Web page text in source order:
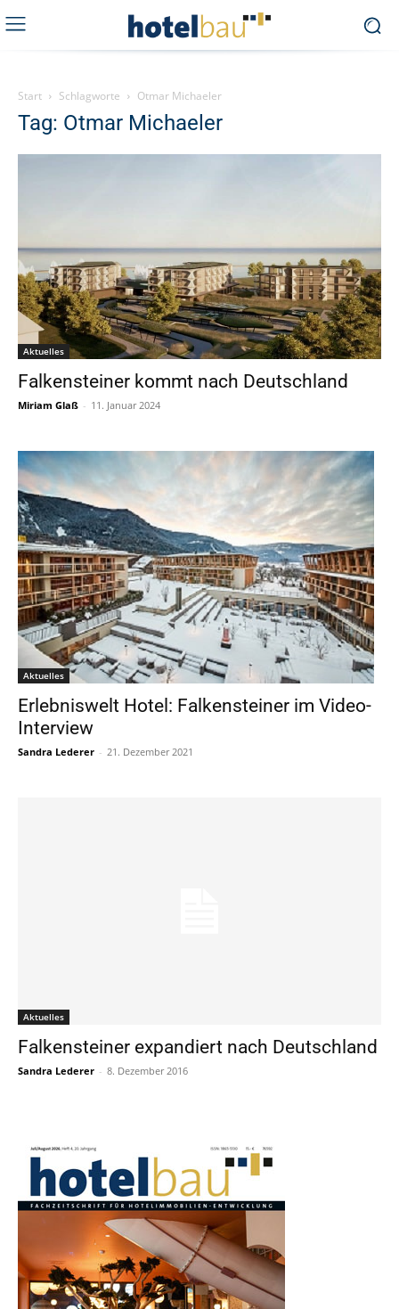
Start Schlagworte Otmar Michaeler
Tag: Otmar Michaeler
Aktuelles
Falkensteiner kommt nach Deutschland
Miriam Glaß - 11. Januar 2024
Aktuelles
Erlebniswelt Hotel: Falkensteiner im Video-
Interview
Sandra Lederer - 21. Dezember 2021
Aktuelles
Falkensteiner expandiert nach Deutschland
Sandra Lederer - 8. Dezember 2016